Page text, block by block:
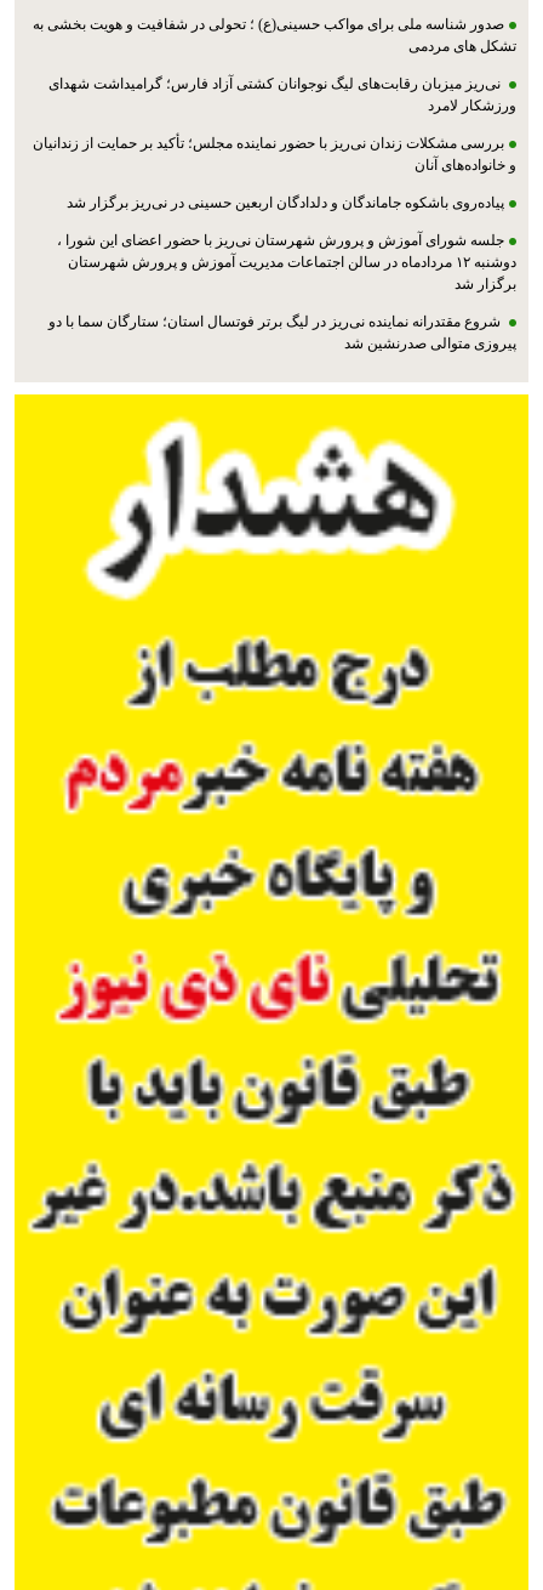
صدور شناسه ملی برای مواکب حسینی(ع) ؛ تحولی در شفافیت و هویت بخشی به
تشکل های مردمی
نی‌ریز میزبان رقابت‌های لیگ نوجوانان کشتی آزاد فارس؛ گرامیداشت شهدای
ورزشکار لامرد
بررسی مشکلات زندان نی‌ریز با حضور نماینده مجلس؛ تأکید بر حمایت از زندانیان
و خانواده‌های آنان
پیاده‌روی باشکوه جاماندگان و دلدادگان اربعین حسینی در نی‌ریز برگزار شد
جلسه شورای آموزش و پرورش شهرستان نی‌ریز با حضور اعضای این شورا ،
دوشنبه ۱۲ مردادماه در سالن اجتماعات مدیریت آموزش و پرورش شهرستان
برگزار شد
شروع مقتدرانه نماینده نی‌ریز در لیگ برتر فوتسال استان؛ ستارگان سما با دو
پیروزی متوالی صدرنشین شد